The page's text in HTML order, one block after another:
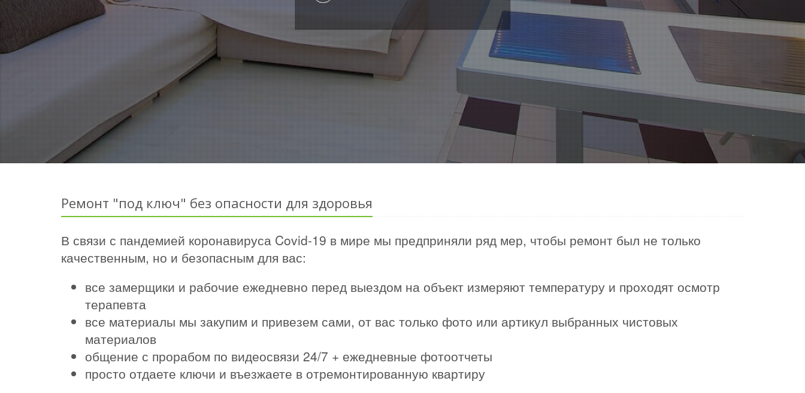
Ремонт "под ключ" без опасности для здоровья
В связи с пандемией коронавируса Covid-19 в мире мы предприняли ряд мер, чтобы ремонт был не только
качественным, но и безопасным для вас:
все замерщики и рабочие ежедневно перед выездом на объект измеряют температуру и проходят осмотр
терапевта
все материалы мы закупим и привезем сами, от вас только фото или артикул выбранных чистовых
материалов
общение с прорабом по видеосвязи 24/7 + ежедневные фотоотчеты
просто отдаете ключи и въезжаете в отремонтированную квартиру